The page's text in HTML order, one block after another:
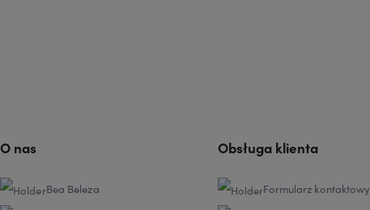
O nas
Bea Beleza
Obsługa klienta
Formularz kontaktowy